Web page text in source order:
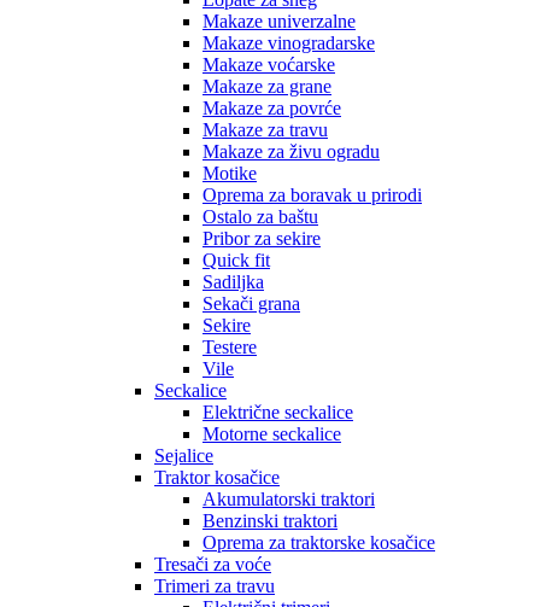
Makaze univerzalne
Makaze vinogradarske
Makaze voćarske
Makaze za grane
Makaze za povrće
Makaze za travu
Makaze za živu ogradu
Motike
Oprema za boravak u prirodi
Ostalo za baštu
Pribor za sekire
Quick fit
Sadiljka
Sekači grana
Sekire
Testere
Vile
Seckalice
Električne seckalice
Motorne seckalice
Sejalice
Traktor kosačice
Akumulatorski traktori
Benzinski traktori
Oprema za traktorske kosačice
Tresači za voće
Trimeri za travu